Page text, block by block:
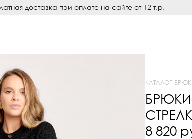
доставка при оплате на сайте от 12 т.р.
КАТАЛОГ-
8 820